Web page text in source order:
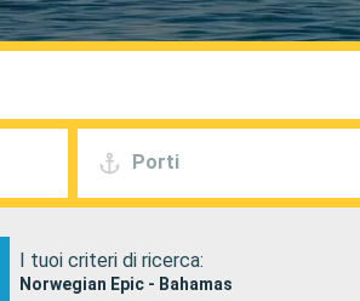
Porti
I tuoi criteri di ricerca:
Norwegian Epic - Bahamas